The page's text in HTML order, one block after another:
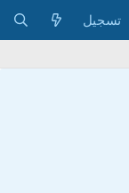
تسجيل